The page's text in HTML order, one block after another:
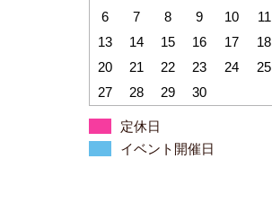
6
7 8 9 10 11
13
14 15 16 17 18
20
21 22 23 24 25
27
28 29 30
定休日
イベント開催日